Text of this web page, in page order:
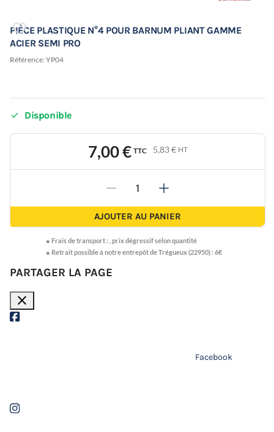
PIÈCE PLASTIQUE N°4 POUR BARNUM PLIANT GAMME
ACIER SEMI PRO
Référence: YP04
 Disponible
7,00 € TTC 5,83 € HT
- +
AJOUTER AU PANIER
● Frais de transport : prix dégressif selon quantité
● Retrait possible à notre entrepôt de Trégueux (22950) : 6€
PARTAGER LA PAGE
close
Facebook